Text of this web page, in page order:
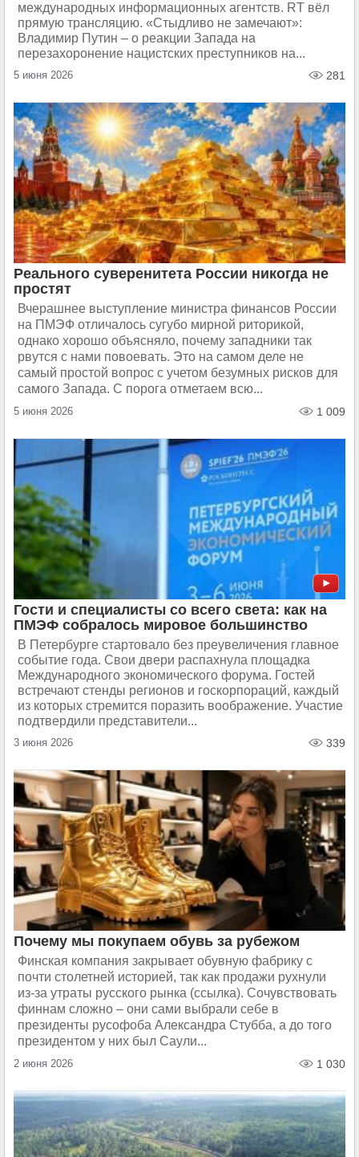
международных информационных агентств. RT вёл
прямую трансляцию. «Стыдливо не замечают»:
Владимир Путин – о реакции Запада на
перезахоронение нацистских преступников на...
5 июня 2026 281
Реального суверенитета России никогда не
простят
Вчерашнее выступление министра финансов России
на ПМЭФ отличалось сугубо мирной риторикой,
однако хорошо объясняло, почему западники так
рвутся с нами повоевать. Это на самом деле не
самый простой вопрос с учетом безумных рисков для
самого Запада. С порога отметаем всю...
5 июня 2026 1 009
Гости и специалисты со всего света: как на
ПМЭФ собралось мировое большинство
В Петербурге стартовало без преувеличения главное
событие года. Свои двери распахнула площадка
Международного экономического форума. Гостей
встречают стенды регионов и госкорпораций, каждый
из которых стремится поразить воображение. Участие
подтвердили представители...
3 июня 2026 339
Почему мы покупаем обувь за рубежом
Финская компания закрывает обувную фабрику с
почти столетней историей, так как продажи рухнули
из-за утраты русского рынка (ссылка). Сочувствовать
финнам сложно – они сами выбрали себе в
президенты русофоба Александра Стубба, а до того
президентом у них был Саули...
2 июня 2026 1 030